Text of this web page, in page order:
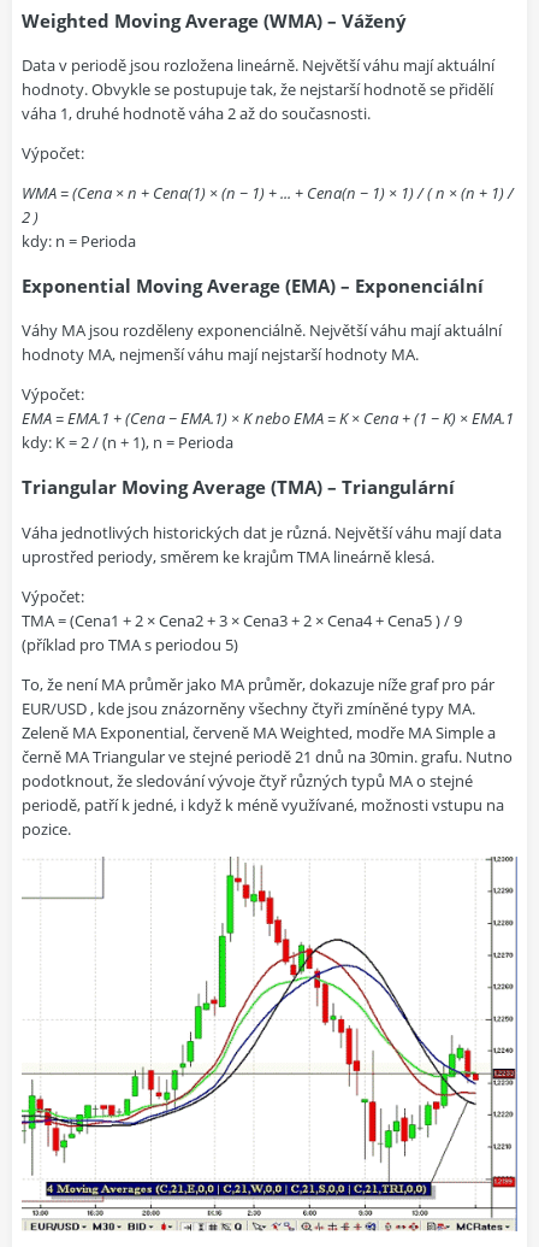
Weighted Moving Average (WMA) – Vážený
Data v periodě jsou rozložena lineárně. Největší váhu mají aktuální
hodnoty. Obvykle se postupuje tak, že nejstarší hodnotě se přidělí
váha 1, druhé hodnotě váha 2 až do současnosti.
Výpočet:
WMA = (Cena × n + Cena(1) × (n − 1) + ... + Cena(n − 1) × 1) / ( n × (n + 1) /
2 )
kdy: n = Perioda
Exponential Moving Average (EMA) – Exponenciální
Váhy MA jsou rozděleny exponenciálně. Největší váhu mají aktuální
hodnoty MA, nejmenší váhu mají nejstarší hodnoty MA.
Výpočet:
EMA = EMA.1 + (Cena − EMA.1) × K nebo EMA = K × Cena + (1 − K) × EMA.1
kdy: K = 2 / (n + 1), n = Perioda
Triangular Moving Average (TMA) – Triangulární
Váha jednotlivých historických dat je různá. Největší váhu mají data
uprostřed periody, směrem ke krajům TMA lineárně klesá.
Výpočet:
TMA = (Cena1 + 2 × Cena2 + 3 × Cena3 + 2 × Cena4 + Cena5 ) / 9
(příklad pro TMA s periodou 5)
To, že není MA průměr jako MA průměr, dokazuje níže graf pro pár
EUR/USD , kde jsou znázorněny všechny čtyři zmíněné typy MA.
Zeleně MA Exponential, červeně MA Weighted, modře MA Simple a
černě MA Triangular ve stejné periodě 21 dnů na 30min. grafu. Nutno
podotknout, že sledování vývoje čtyř různých typů MA o stejné
periodě, patří k jedné, i když k méně využívané, možnosti vstupu na
pozice.